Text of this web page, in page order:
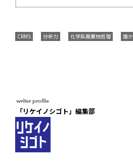
CRMS 分析力 化学系廃棄物処理 誰
writer profile
「リケイノシゴト」編集部